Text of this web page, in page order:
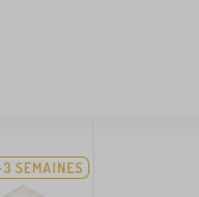
3 SEMAINES